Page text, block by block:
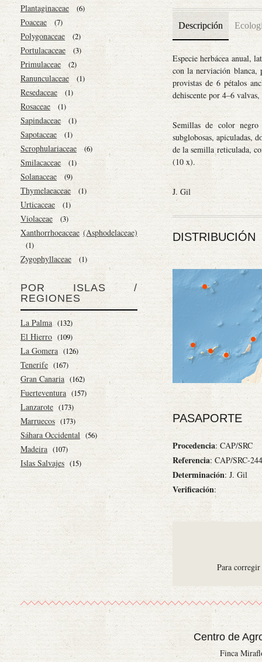
Plantaginaceae (6)
Poaceae (7)
Polygonaceae (2)
Portulacaceae (3)
Primulaceae (2)
Ranunculaceae (1)
Resedaceae (1)
Rosaceae (1)
Sapindaceae (1)
Sapotaceae (1)
Scrophulariaceae (6)
Smilacaceae (1)
Solanaceae (9)
Thymelaeaceae (1)
Urticaceae (1)
Violaceae (3)
Xanthorrhoeaceae (Asphodelaceae)
(1)
Zygophyllaceae (1)
POR ISLAS /
REGIONES
La Palma (132)
El Hierro (109)
La Gomera (126)
Tenerife (167)
Gran Canaria (162)
Fuerteventura (157)
Lanzarote (173)
Marruecos (173)
Sáhara Occidental (56)
Madeira (107)
Islas Salvajes (15)
Descripción
Especie herbácea anual,
con la nerviación blanca,
provistas de 6 pétalos
dehiscente por 4–6
Semillas de color negro
subglobosas, apiculadas,
de la semilla reticulada,
(10 x).
J. Gil
DISTRIBUCIÓN
PASAPORTE
Procedencia: CAP/SRC
Referencia: CAP/SRC-244
Determinación: J. Gil
Verificación:
Para
Centro de
Finca